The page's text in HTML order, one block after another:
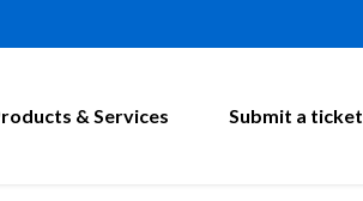
& Services Submit a ticket